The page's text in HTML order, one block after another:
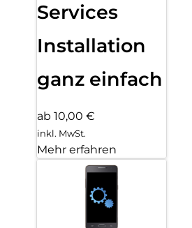
Services
Installation
ganz einfach
ab 10,00 €
inkl. MwSt.
Mehr erfahren